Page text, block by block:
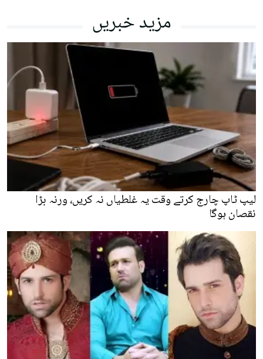
مزید خبریں
لیپ ٹاپ چارج کرتے وقت یہ غلطیاں نہ کریں، ورنہ بڑا
نقصان ہوگا